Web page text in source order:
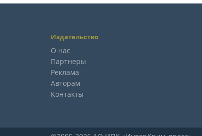
Издательство
О нас
Партнеры
Реклама
Авторам
Контакты